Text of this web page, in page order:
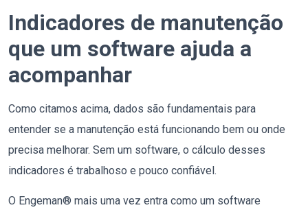
Indicadores de manutenção
que um software ajuda a
acompanhar
Como citamos acima, dados são fundamentais para
entender se a manutenção está funcionando bem ou onde
precisa melhorar. Sem um software, o cálculo desses
indicadores é trabalhoso e pouco confiável.
O Engeman® mais uma vez entra como um software